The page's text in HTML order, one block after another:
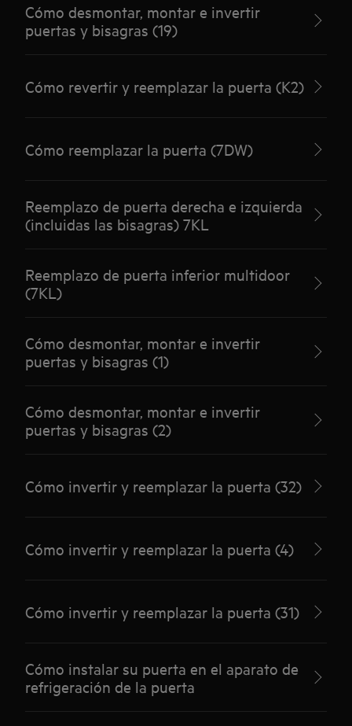
Cómo desmontar, montar e invertir
puertas y bisagras (19)
Cómo revertir y reemplazar la puerta (K2)
Cómo reemplazar la puerta (7DW)
Reemplazo de puerta derecha e izquierda
(incluidas las bisagras) 7KL
Reemplazo de puerta inferior multidoor
(7KL)
Cómo desmontar, montar e invertir
puertas y bisagras (1)
Cómo desmontar, montar e invertir
puertas y bisagras (2)
Cómo invertir y reemplazar la puerta (32)
Cómo invertir y reemplazar la puerta (4)
Cómo invertir y reemplazar la puerta (31)
Cómo instalar su puerta en el aparato de
refrigeración de la puerta